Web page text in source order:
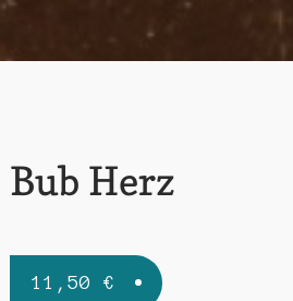
Bub Herz
11,50 €